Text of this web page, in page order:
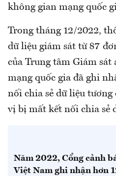
không gian mạng quốc
Trong tháng 12/2022,
dữ liệu giám sát từ 87
của Trung tâm Giám
mạng quốc gia đã ghi
nối chia sẻ dữ liệu
vị bị mất kết nối chia sẻ
Năm 2022, Cổng cảnh
Việt Nam ghi nhận hơn